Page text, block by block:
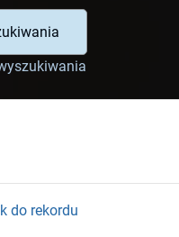
do rekordu